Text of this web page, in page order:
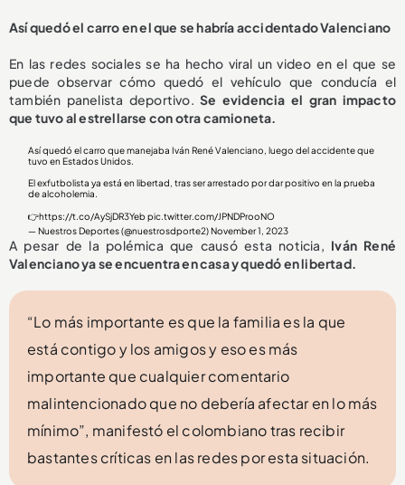
Así quedó el carro en el que se habría accidentado Valenciano
En las redes sociales se ha hecho viral un video en el que se
puede observar cómo quedó el vehículo que conducía el
también panelista deportivo.Se evidencia el gran impacto
que tuvo al estrellarse con otra camioneta.
Así quedó el carro que manejaba Iván René Valenciano, luego del accidente que
tuvo en Estados Unidos.
El exfutbolista ya está en libertad, tras ser arrestado por dar positivo en la prueba
de alcoholemia.
👉https://t.co/AySjDR3Yeb pic.twitter.com/JPNDProoNO
— Nuestros Deportes (@nuestrosdporte2)November 1, 2023
A pesar de la polémica que causó esta noticia, Iván René
Valenciano ya se encuentra en casa y quedó en libertad.
“Lo más importante es que la familia es la que
está contigo y los amigos y eso es más
importante que cualquier comentario
malintencionado que no debería afectar en lo más
mínimo”, manifestó el colombiano tras recibir
bastantes críticas en las redes por esta situación.